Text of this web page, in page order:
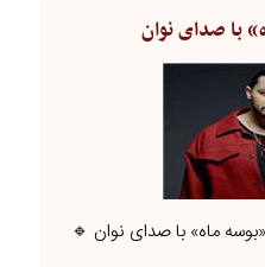
با صدای نوان
ماه» با صدای نوان 🔹